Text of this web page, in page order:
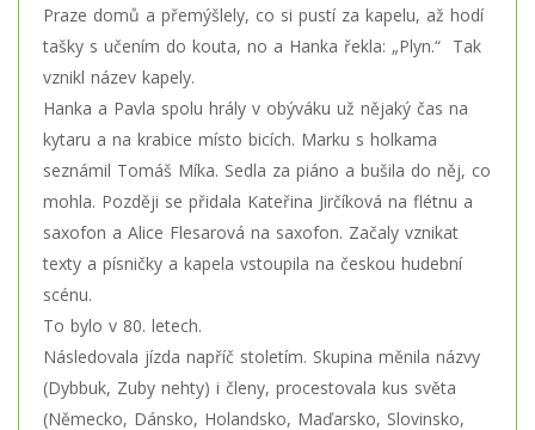
Praze domů a přemýšlely, co si pustí za kapelu, až hodí
tašky s učením do kouta, no a Hanka řekla: „Plyn.“ Tak
vznikl název kapely.
Hanka a Pavla spolu hrály v obýváku už nějaký čas na
kytaru a na krabice místo bicích. Marku s holkama
seznámil Tomáš Míka. Sedla za piáno a bušila do něj, co
mohla. Později se přidala Kateřina Jirčíková na flétnu a
saxofon a Alice Flesarová na saxofon. Začaly vznikat
texty a písničky a kapela vstoupila na českou hudební
scénu.
To bylo v 80. letech.
Následovala jízda napříč stoletím. Skupina měnila názvy
(Dybbuk, Zuby nehty) i členy, procestovala kus světa
(Německo, Dánsko, Holandsko, Maďarsko, Slovinsko,